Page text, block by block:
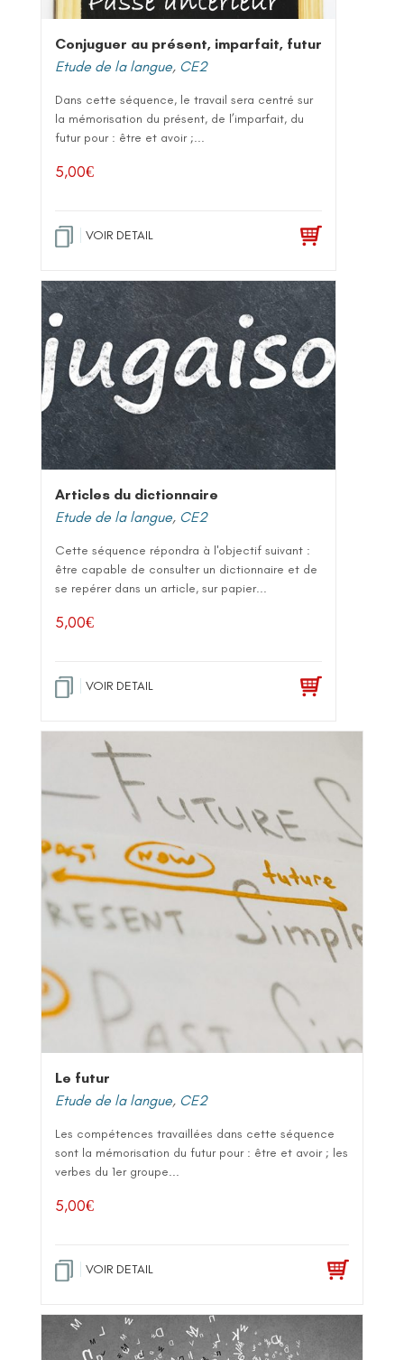
Conjuguer au présent, imparfait, futur
Etude de la langue, CE2
Dans cette séquence, le travail sera centré sur
la mémorisation du présent, de l’imparfait, du
futur pour : être et avoir ;...
5,00€
VOIR DETAIL
Articles du dictionnaire
Etude de la langue, CE2
Cette séquence répondra à l'objectif suivant :
être capable de consulter un dictionnaire et de
se repérer dans un article, sur papier...
5,00€
VOIR DETAIL
Le futur
Etude de la langue, CE2
Les compétences travaillées dans cette séquence
sont la mémorisation du futur pour : être et avoir ; les
verbes du 1er groupe...
5,00€
VOIR DETAIL